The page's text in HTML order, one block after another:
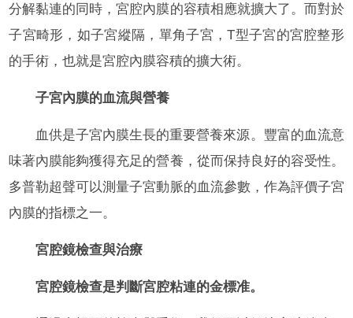
分解黏連的同時，宮腔內膜的容積相應就擴大了。而對於
子宮畸形，如子宮縱隔，單角子宮，T型子宮的宮腔整形
的手術，也就是宮腔內膜容積的擴大術。
子宮內膜的血流與營養
血供是子宮內膜生長的重要營養來源。豐富的血流意
味著內膜能夠獲得充足的營養，從而保持良好的容受性。
多普勒超聲可以測量子宮動脈的血流參數，作為評價子宮
內膜的指標之一。
宮腔鏡檢查與治療
宮腔鏡檢查是判斷宮腔粘連的金標准。